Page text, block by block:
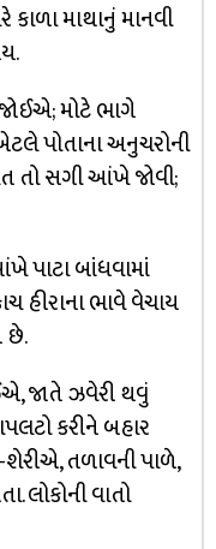
માથાનું માનવી
મોટે ભાગે
પોતાના અનુચરોની
તો સગી આંખે જોવી;
પાટા બાંધવામાં
હીરાના ભાવે વેચાય
છે.
જાતે ઝવેરી થવું
કરીને બહાર
તળાવની પાળે,
લોકોની વાતો